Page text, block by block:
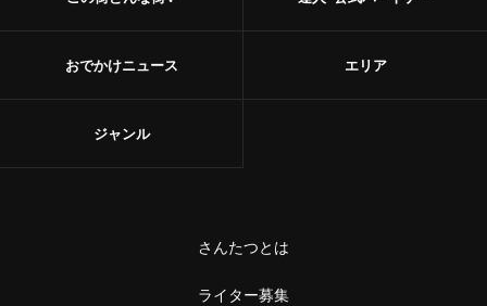
おでかけニュース エリア
ジャンル
さんたつとは
ライター募集